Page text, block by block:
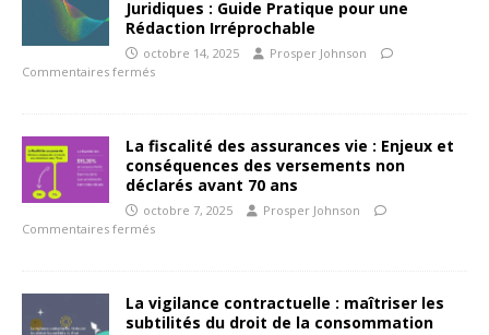
Juridiques : Guide Pratique pour une
Rédaction Irréprochable
octobre 14, 2025
Prosper Johnson
Commentaires fermés
La fiscalité des assurances vie : Enjeux et
conséquences des versements non
déclarés avant 70 ans
octobre 7, 2025
Prosper Johnson
Commentaires fermés
La vigilance contractuelle : maîtriser les
subtilités du droit de la consommation